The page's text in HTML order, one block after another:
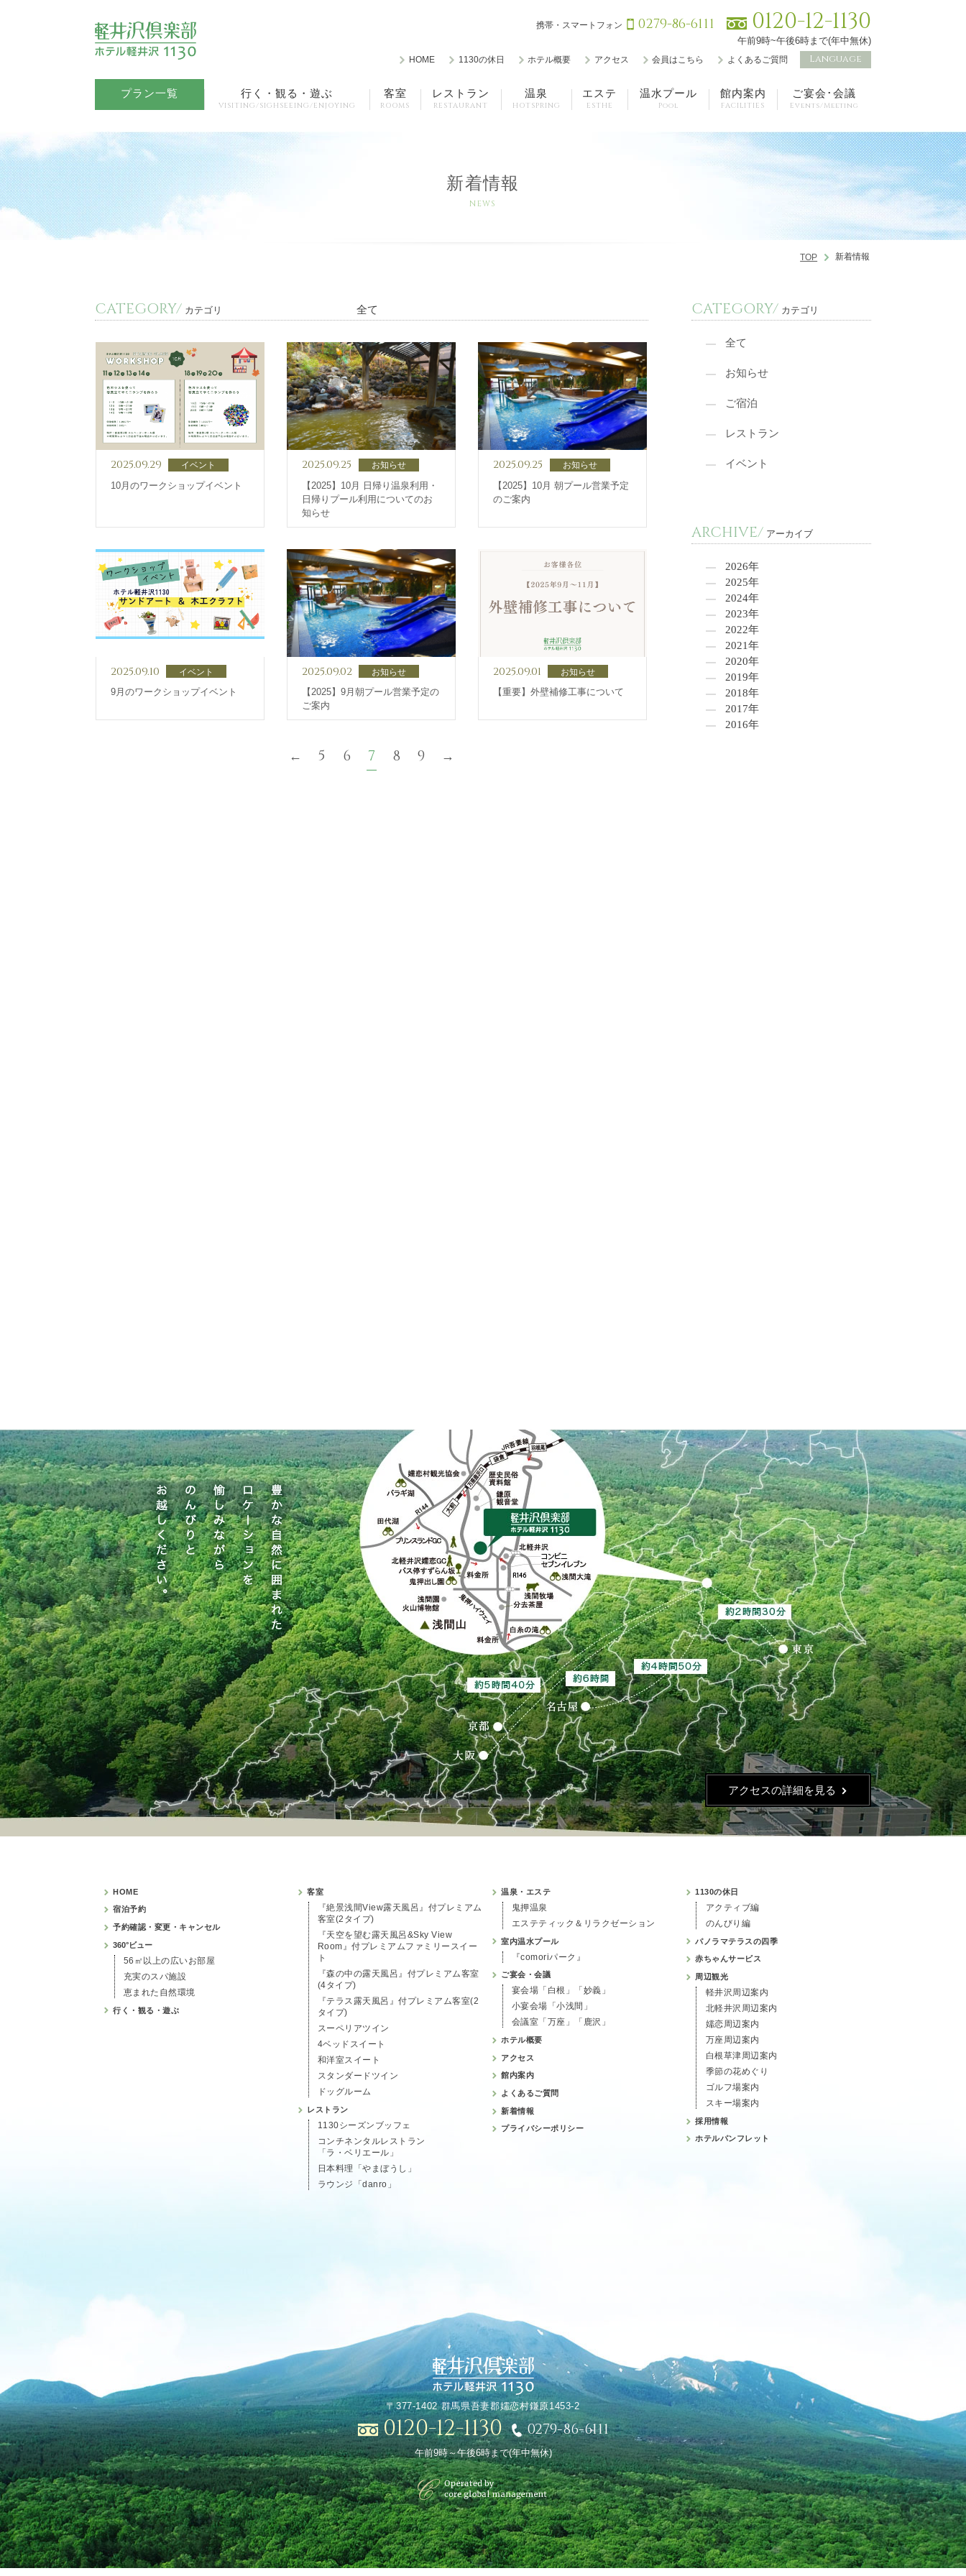
携帯・スマートフォン 0279-86-6111 0120-12-1130
午前9時~午後6時まで(年中無休)
HOME 1130の休日 ホテル概要 アクセス 会員はこちら よくあるご質問 Language
プラン一覧 行く・観る・遊ぶ
VISITING/SIGHSEEING/ENJOYING
客室
ROOMS
レストラン
RESTAURANT
温泉
HOTSPRING
エステ
ESTHE
温水プール
Pool
館内案内
FACILITIES
ご宴会･会議
Events/Meeting
新着情報
NEWS
TOP 新着情報
CATEGORY/ カテゴリ 全て
2025.09.29 イベント
10月のワークショップイベント
2025.09.25 お知らせ
【2025】10月 日帰り温泉利用・
日帰りプール利用についてのお
知らせ
2025.09.25 お知らせ
【2025】10月 朝プール営業予定
のご案内
2025.09.10 イベント
9月のワークショップイベント
2025.09.02 お知らせ
【2025】9月朝プール営業予定の
ご案内
2025.09.01 お知らせ
【重要】外壁補修工事について
← 5 6 7 8 9 →
CATEGORY/ カテゴリ
全て
お知らせ
ご宿泊
レストラン
イベント
ARCHIVE/ アーカイブ
2026年
2025年
2024年
2023年
2022年
2021年
2020年
2019年
2018年
2017年
2016年
アクセスの詳細を見る
HOME
宿泊予約
予約確認・変更・キャンセル
360°ビュー
56㎡以上の広いお部屋
充実のスパ施設
恵まれた自然環境
行く・観る・遊ぶ
客室
『絶景浅間View露天風呂』付プレミアム
客室(2タイプ)
『天空を望む露天風呂&Sky View
Room』付プレミアムファミリースイー
ト
『森の中の露天風呂』付プレミアム客室
(4タイプ)
『テラス露天風呂』付プレミアム客室(2
タイプ)
スーペリアツイン
4ベッドスイート
和洋室スイート
スタンダードツイン
ドッグルーム
レストラン
1130シーズンブッフェ
コンチネンタルレストラン
「ラ・ベリエール」
日本料理「やまぼうし」
ラウンジ「danro」
温泉・エステ
鬼押温泉
エステティック＆リラクゼーション
室内温水プール
『comoriパーク』
ご宴会・会議
宴会場「白根」「妙義」
小宴会場「小浅間」
会議室「万座」「鹿沢」
ホテル概要
アクセス
館内案内
よくあるご質問
新着情報
プライバシーポリシー
1130の休日
アクティブ編
のんびり編
パノラマテラスの四季
赤ちゃんサービス
周辺観光
軽井沢周辺案内
北軽井沢周辺案内
嬬恋周辺案内
万座周辺案内
白根草津周辺案内
季節の花めぐり
ゴルフ場案内
スキー場案内
採用情報
ホテルパンフレット
〒377-1402 群馬県吾妻郡嬬恋村鎌原1453-2
0120-12-1130 0279-86-6111
午前9時～午後6時まで(年中無休)